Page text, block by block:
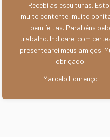
Recebi as esculturas.
muito contente, muito
bem feitas. Parabéns pelo
trabalho. Indicarei com
presentearei meus amigos.
obrigado.
Marcelo Lourenço